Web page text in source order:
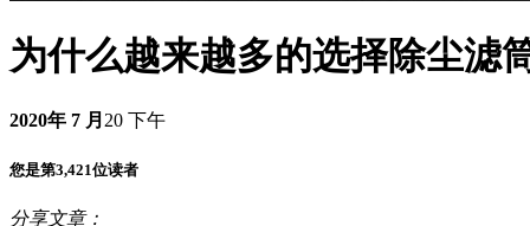
为什么越来越多的选择除尘滤
2020年 7 月 20 下午
您是第3,421位读者
分享文章：